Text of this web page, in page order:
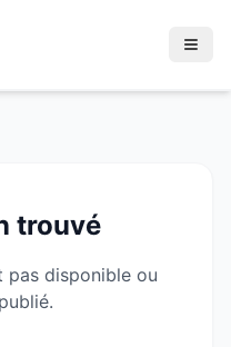
trouvé
pas disponible ou